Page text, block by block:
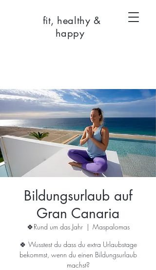
fit, healthy &
happy
Bildungsurlaub auf
Gran Canaria
🍀Rund um das Jahr
  |
Maspalomas
🍀 Wusstest du dass du extra Urlaubstage
bekommst, wenn du einen Bildungsurlaub
machst?